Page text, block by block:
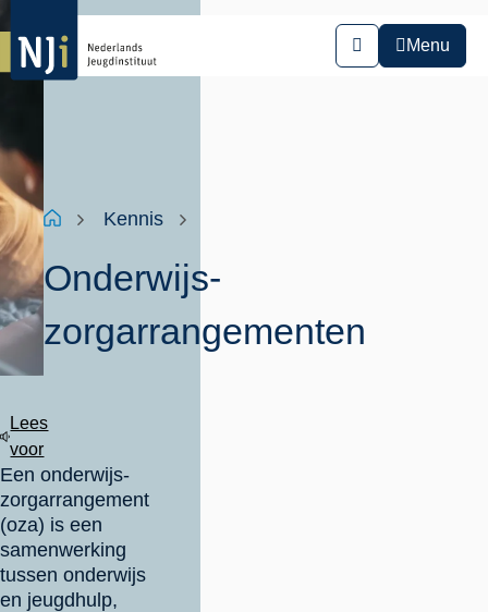
Overslaan
en
naar
de
Zoeken
Menu
Kruimelpad
HomeKennis
Onderwijs-
zorgarrangementen
Een onderwijs-
zorgarrangement
(oza) is een
samenwerking
tussen onderwijs
en jeugdhulp,
Lees
voor